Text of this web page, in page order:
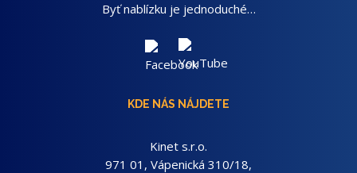
Byť nablízku je jednoduché…
KDE NÁS NÁJDETE
Kinet s.r.o.
971 01, Vápenická 310/18,